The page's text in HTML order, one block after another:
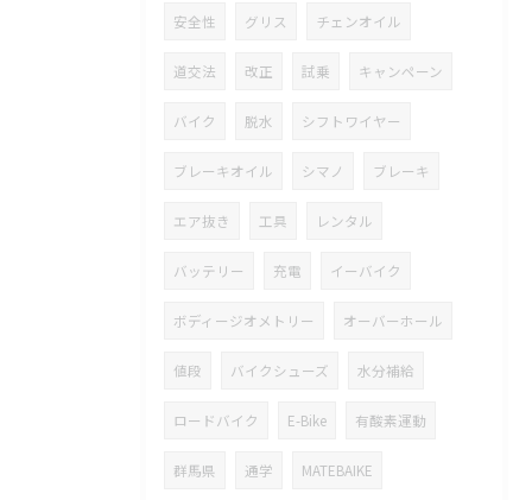
安全性 グリス チェンオイル
道交法 改正 試乗 キャンペーン
バイク 脱水 シフトワイヤー
ブレーキオイル シマノ ブレーキ
エア抜き 工具 レンタル
バッテリー 充電 イーバイク
ボディージオメトリー オーバーホール
値段 バイクシューズ 水分補給
ロードバイク E-Bike 有酸素運動
群馬県 通学 MATEBAIKE